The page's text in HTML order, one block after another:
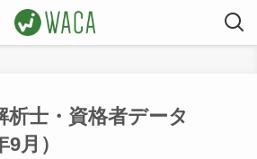
析士・資格者データ
9月）